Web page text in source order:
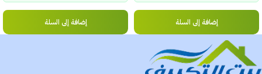
إضافة إلى السلة إضافة إلى السلة